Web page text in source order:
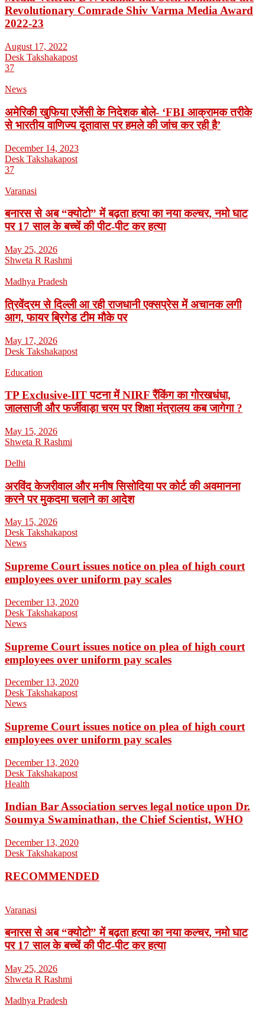
Revolutionary Comrade Shiv Varma Media Award
2022-23
August 17, 2022
Desk Takshakapost
37
News
अमेरिकी खुफिया एजेंसी के निदेशक बोले- ‘FBI आक्रामक तरीके
से भारतीय वाणिज्य दूतावास पर हमले की जांच कर रही है’
December 14, 2023
Desk Takshakapost
37
Varanasi
बनारस से अब “क्योटो” में बढ़ता हत्या का नया कल्चर, नमो घाट
पर 17 साल के बच्चें की पीट-पीट कर हत्या
May 25, 2026
Shweta R Rashmi
Madhya Pradesh
त्रिवेंद्रम से दिल्ली आ रही राजधानी एक्सप्रेस में अचानक लगी
आग, फायर ब्रिगेड टीम मौके पर
May 17, 2026
Desk Takshakapost
Education
TP Exclusive-IIT पटना में NIRF रैंकिंग का गोरखधंधा,
जालसाजी और फर्जीवाड़ा चरम पर शिक्षा मंत्रालय कब जागेगा ?
May 15, 2026
Shweta R Rashmi
Delhi
अरविंद केजरीवाल और मनीष सिसोदिया पर कोर्ट की अवमानना
करने पर मुकदमा चलाने का आदेश
May 15, 2026
Desk Takshakapost
News
Supreme Court issues notice on plea of high court
employees over uniform pay scales
December 13, 2020
Desk Takshakapost
News
Supreme Court issues notice on plea of high court
employees over uniform pay scales
December 13, 2020
Desk Takshakapost
News
Supreme Court issues notice on plea of high court
employees over uniform pay scales
December 13, 2020
Desk Takshakapost
Health
Indian Bar Association serves legal notice upon Dr.
Soumya Swaminathan, the Chief Scientist, WHO
December 13, 2020
Desk Takshakapost
RECOMMENDED
Varanasi
बनारस से अब “क्योटो” में बढ़ता हत्या का नया कल्चर, नमो घाट
पर 17 साल के बच्चें की पीट-पीट कर हत्या
May 25, 2026
Shweta R Rashmi
Madhya Pradesh